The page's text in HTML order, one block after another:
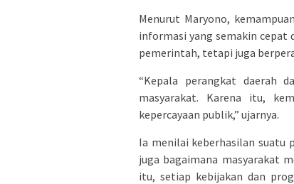
Menurut Maryono,
informasi yang semakin cepat
pemerintah, tetapi juga
“Kepala perangkat daerah
masyarakat. Karena itu,
kepercayaan publik,” ujarnya.
Ia menilai keberhasilan suatu
juga bagaimana masyarakat
itu, setiap kebijakan dan